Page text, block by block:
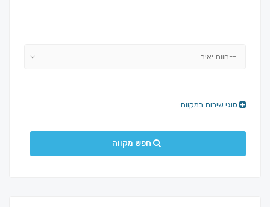
--חוות יאיר
סוגי שירות במקווה:
חפש מקווה